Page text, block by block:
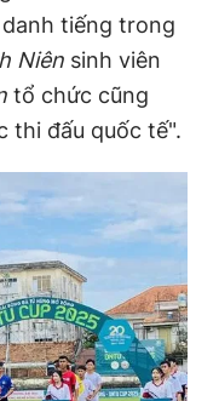
tiếng trong
Niên sinh viên
tổ chức cũng
thi đấu quốc tế".